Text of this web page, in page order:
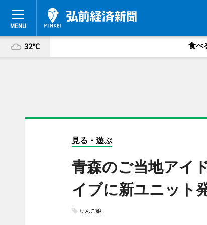
32°C 食べ
見る・遊ぶ
青森のご当地アイ
イブに新ユニット
りんご娘